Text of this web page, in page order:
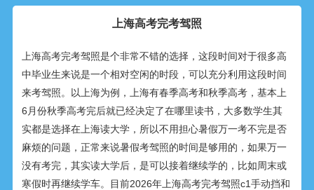
上海高考完考驾照
上海高考完考驾照是个非常不错的选择，这段时间对于很多高
中毕业生来说是一个相对空闲的时段，可以充分利用这段时间
来考驾照。以上海为例，上海有春季高考和秋季高考，基本上
6月份秋季高考完后就已经决定了在哪里读书，大多数学生其
实都是选择在上海读大学，所以不用担心暑假万一考不完是否
麻烦的问题，正常来说暑假考驾照的时间是够用的，如果万一
没有考完，其实读大学后，是可以接着继续学的，比如周末或
寒假时再继续学车。目前2026年上海高考完考驾照c1手动挡和